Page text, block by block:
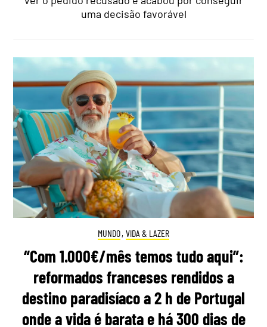
uma decisão favorável
MUNDO, VIDA & LAZER
“Com 1.000€/mês temos tudo aqui”:
reformados franceses rendidos a
destino paradisíaco a 2 h de Portugal
onde a vida é barata e há 300 dias de